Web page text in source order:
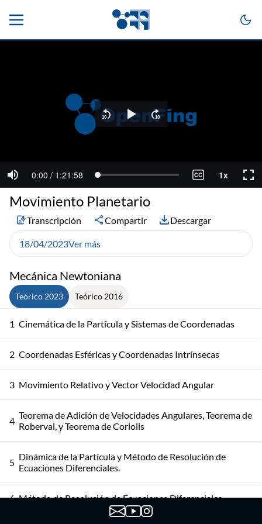
Mecánica Newtoniana
Teórico 2023 Teórico 2016
1 Cinemática de la Partícula y Sistemas de Coordenadas
2 Coordenadas Esféricas y Coordenadas Intrínsecas
3 Movimiento Relativo y Vector Velocidad Angular
4 Teorema de Adición de Velocidades Angulares, Teorema de
Roberval, y Teorema de Coriolis
5 Dinámica de la Partícula y Método de Resolución de
Ecuaciones Diferenciales.
6 Método de Resolución de Ecuaciones Diferenciales
Movimiento Planetario
Transcripción Compartir Descargar
18/04/2023Ver más